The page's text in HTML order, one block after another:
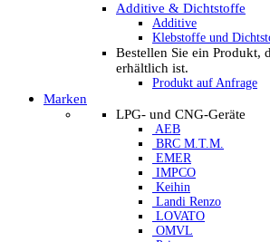
Additive & Dichtstoffe
Additive
Klebstoffe und
Bestellen Sie ein Produkt,
erhältlich ist.
Produkt auf Anfrage
Marken
LPG- und CNG-Geräte
AEB
BRC M.T.M.
EMER
IMPCO
Keihin
Landi Renzo
LOVATO
OMVL